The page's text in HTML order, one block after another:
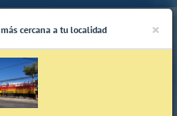
×
cercana a tu localidad